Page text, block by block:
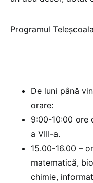
Programul
De luni până
orare:
9:00-10:00 ore
a VIII-a.
15.00-16.00 –
matematică,
chimie,